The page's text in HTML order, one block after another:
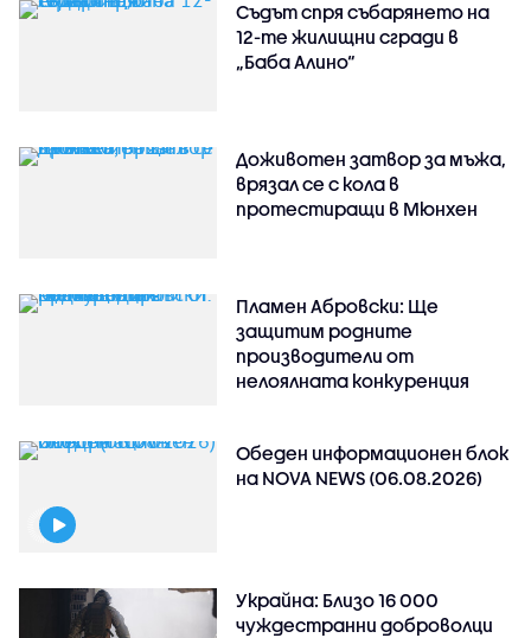
Съдът спря събарянето на
12-те жилищни сгради в
„Баба Алино“
Доживотен затвор за мъжа,
врязал се с кола в
протестиращи в Мюнхен
Пламен Абровски: Ще
защитим родните
производители от
нелоялната конкуренция
Обеден информационен блок
на NOVA NEWS (06.08.2026)
Украйна: Близо 16 000
чуждестранни доброволци